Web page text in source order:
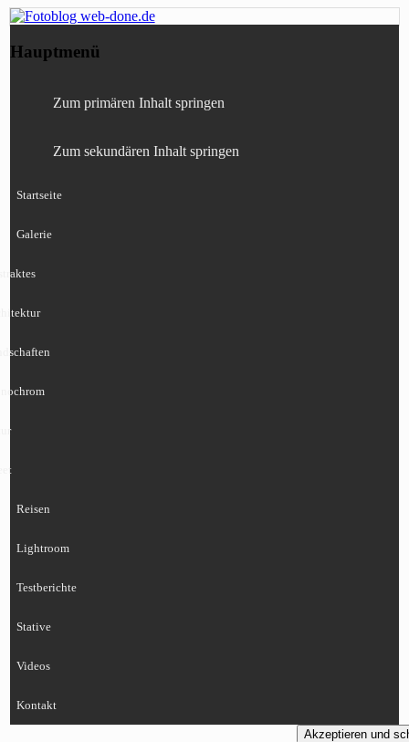
Fotoblog web-done.de
Canon, Nikon, Sony
Hauptmenü
Zum primären Inhalt springen
Zum sekundären Inhalt springen
Startseite
Galerie
Reisen
Lightroom
Testberichte
Stative
Videos
Kontakt